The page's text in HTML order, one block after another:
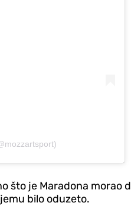
što je Maradona
bilo oduzeto.